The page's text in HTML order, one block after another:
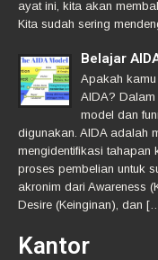
ayat ini, kita akan
Kita sudah sering
Belajar
Apakah
AIDA? Dalam
model dan
digunakan. AIDA adalah
mengidentifikasi tahapan
proses pembelian untuk
akronim dari Awareness
Desire (Keinginan), dan
Kantor